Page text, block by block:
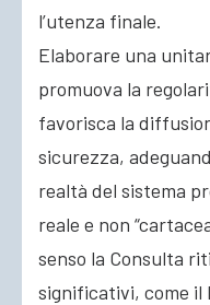
l’utenza finale.
Elaborare una
promuova la
favorisca la
sicurezza,
realtà del sistema
reale e non
senso la Consulta
significativi, come il